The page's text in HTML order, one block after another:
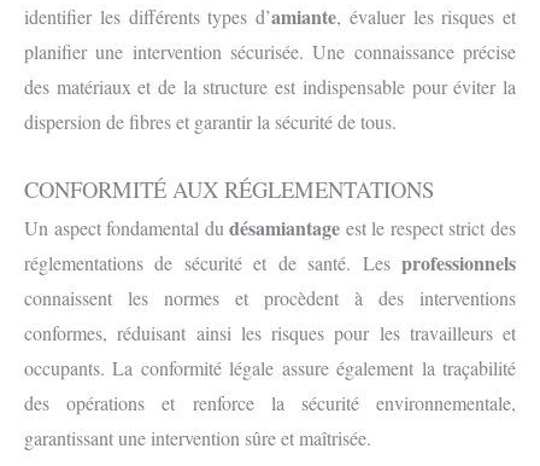
identifier les différents types d’amiante, évaluer les risques et
planifier une intervention sécurisée. Une connaissance précise
des matériaux et de la structure est indispensable pour éviter la
dispersion de fibres et garantir la sécurité de tous.
CONFORMITÉ AUX RÉGLEMENTATIONS
Un aspect fondamental dudésamiantage est le respect strict des
réglementations de sécurité et de santé. Les professionnels
connaissent les normes et procèdent à des interventions
conformes, réduisant ainsi les risques pour les travailleurs et
occupants. La conformité légale assure également la traçabilité
des opérations et renforce la sécurité environnementale,
garantissant une intervention sûre et maîtrisée.